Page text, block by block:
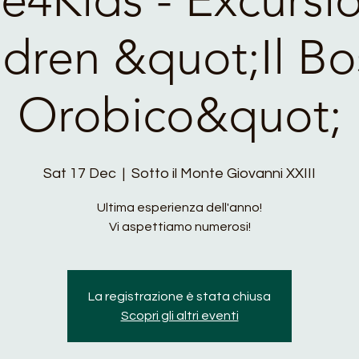
&quot;Il
Orobico&quot;
Sat 17 Dec
  |
Sotto il Monte Giovanni XXIII
Ultima esperienza dell'anno!
Vi aspettiamo numerosi!
La registrazione è stata chiusa
Scopri gli altri eventi